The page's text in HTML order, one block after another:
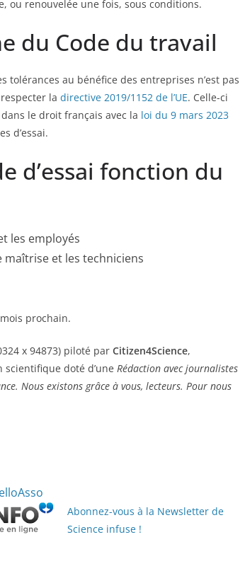
ou renouvelée une fois, sous conditions.
du Code du travail
au bénéfice des entreprises n’est pas
la directive 2019/1152 de l’UE. Celle-ci
le droit français avec la loi du 9 mars 2023
d’essai.
du
les employés
maîtrise et les techniciens
prochain.
x 94873) piloté par Citizen4Science,
doté d’une Rédaction avec journalistes
Nous existons grâce à vous, lecteurs. Pour nous
Abonnez-vous à la Newsletter de
Science infuse !